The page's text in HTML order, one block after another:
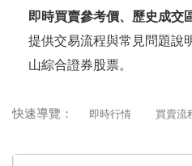
即時買賣參考價、歷史成交
提供交易流程與常見問題說
山綜合證券股票。
快速導覽： 即時行情 買賣流